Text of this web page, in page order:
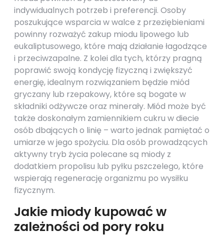
indywidualnych potrzeb i preferencji. Osoby
poszukujące wsparcia w walce z przeziębieniami
powinny rozważyć zakup miodu lipowego lub
eukaliptusowego, które mają działanie łagodzące
i przeciwzapalne. Z kolei dla tych, którzy pragną
poprawić swoją kondycję fizyczną i zwiększyć
energię, idealnym rozwiązaniem będzie miód
gryczany lub rzepakowy, które są bogate w
składniki odżywcze oraz minerały. Miód może być
także doskonałym zamiennikiem cukru w diecie
osób dbających o linię – warto jednak pamiętać o
umiarze w jego spożyciu. Dla osób prowadzących
aktywny tryb życia polecane są miody z
dodatkiem propolisu lub pyłku pszczelego, które
wspierają regenerację organizmu po wysiłku
fizycznym.
Jakie miody kupować w
zależności od pory roku